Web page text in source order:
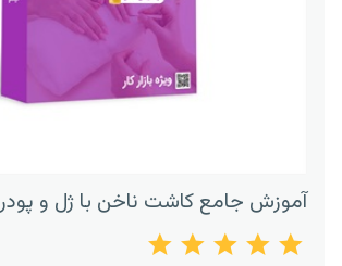
آموزش جامع کاشت ناخن با ژل و پودر